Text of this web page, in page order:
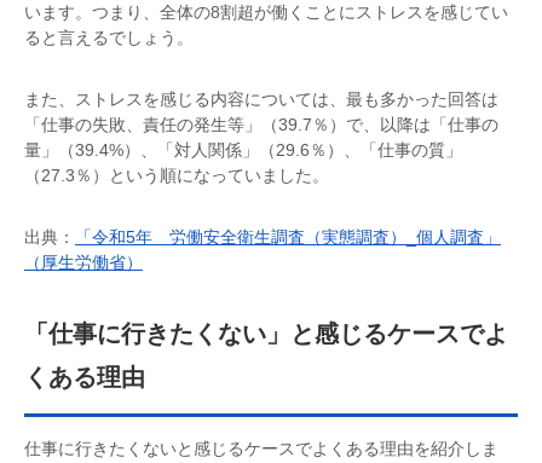
います。つまり、全体の8割超が働くことにストレスを感じてい
ると言えるでしょう。
また、ストレスを感じる内容については、最も多かった回答は
「仕事の失敗、責任の発生等」（39.7％）で、以降は「仕事の
量」（39.4%）、「対人関係」（29.6％）、「仕事の質」
（27.3％）という順になっていました。
出典：
「令和5年 労働安全衛生調査（実態調査）_個人調査」
（厚生労働省）
「仕事に行きたくない」と感じるケースでよ
くある理由
仕事に行きたくないと感じるケースでよくある理由を紹介しま